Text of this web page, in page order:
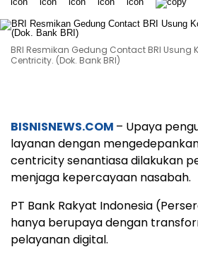
BRI Resmikan Gedung Contact BRI Usung
Centricity. (Dok. Bank BRI)
BISNISNEWS.COM – Upaya
layanan dengan
centricity senantiasa dilakukan
menjaga kepercayaan nasabah.
PT Bank Rakyat Indonesia
hanya berupaya dengan
pelayanan digital.